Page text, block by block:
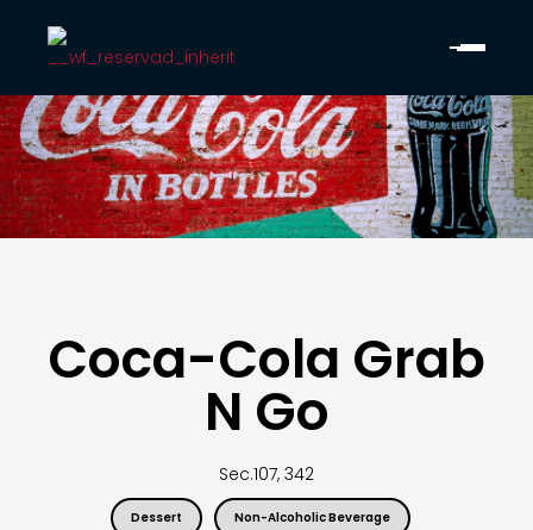
Coca-Cola Grab
N Go
Sec.107, 342
Dessert Non-Alcoholic Beverage